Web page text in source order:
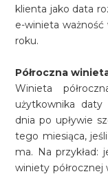
klienta jako data
e-winieta
roku.
Półroczna
Winieta
użytkownika
dnia po upływie
tego miesiąca,
ma. Na przykład:
winiety półrocznej